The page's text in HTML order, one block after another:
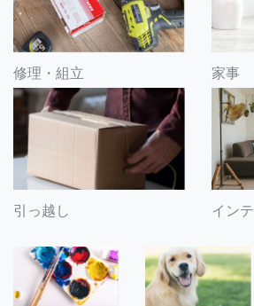
修理・組立 家事
引っ越し イン